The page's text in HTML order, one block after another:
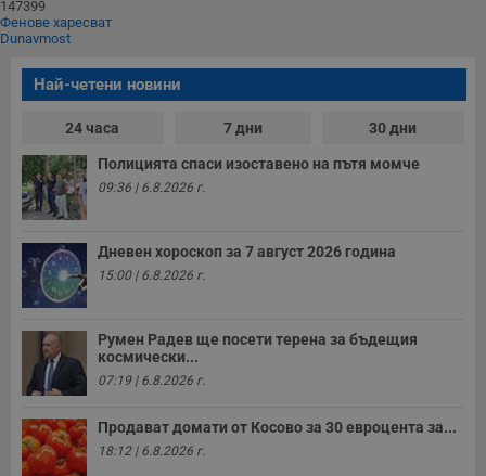
147399
Фенове харесват
Dunavmost
Най-четени новини
24 часа 7 дни 30 дни
Полицията спаси изоставено на пътя момче
09:36 | 6.8.2026 г.
Дневен хороскоп за 7 август 2026 година
15:00 | 6.8.2026 г.
Румен Радев ще посети терена за бъдещия
космически...
07:19 | 6.8.2026 г.
Продават домати от Косово за 30 евроцента за...
18:12 | 6.8.2026 г.